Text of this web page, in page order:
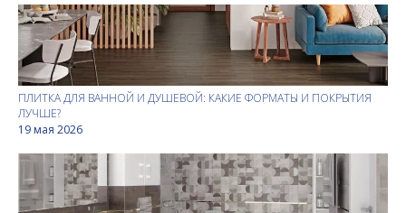
ПЛИТКА ДЛЯ ВАННОЙ И ДУШЕВОЙ: КАКИЕ ФОРМАТЫ И ПОКРЫТИЯ
ЛУЧШЕ?
19 мая 2026